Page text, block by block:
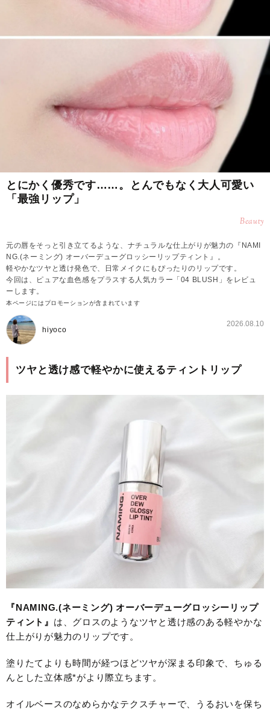
とにかく優秀です……。とんでもなく大人可愛い
「最強リップ」
Beauty
元の唇をそっと引き立てるような、ナチュラルな仕上がりが魅力の『NAMI
NG.(ネーミング) オーバーデューグロッシーリップティント』。
軽やかなツヤと透け発色で、日常メイクにもぴったりのリップです。
今回は、ピュアな血色感をプラスする人気カラー「04 BLUSH」をレビュ
ーします。
本ページにはプロモーションが含まれています
hiyoco
2026.08.10
ツヤと透け感で軽やかに使えるティントリップ
『NAMING.(ネーミング) オーバーデューグロッシーリップ
ティント』 は、グロスのようなツヤと透け感のある軽やかな
仕上がりが魅力のリップです。
塗りたてよりも時間が経つほどツヤが深まる印象で、ちゅる
んとした立体感*がより際立ちます。
オイルベースのなめらかなテクスチャーで、うるおいを保ち